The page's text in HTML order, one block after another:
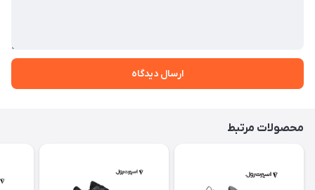
ارسال دیدگاه
محصولات مرتبط